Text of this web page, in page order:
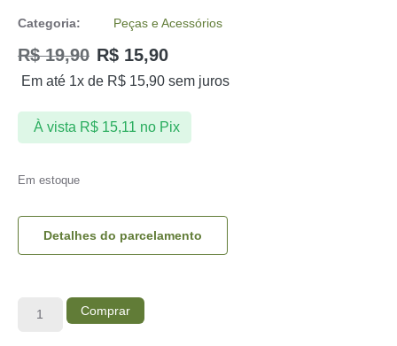
Categoria: Peças e Acessórios
R$19,90 R$ 15,90
Em até 1x de R$ 15,90 sem juros
À vista R$15,11 no Pix
Em estoque
Detalhes do parcelamento
Comprar